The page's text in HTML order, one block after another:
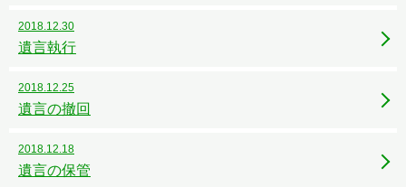
2018.12.30
遺言執行
2018.12.25
遺言の撤回
2018.12.18
遺言の保管